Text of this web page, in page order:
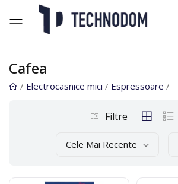
Cafea
/ Electrocasnice mici / Espressoare /
Filtre
Cele Mai Recente